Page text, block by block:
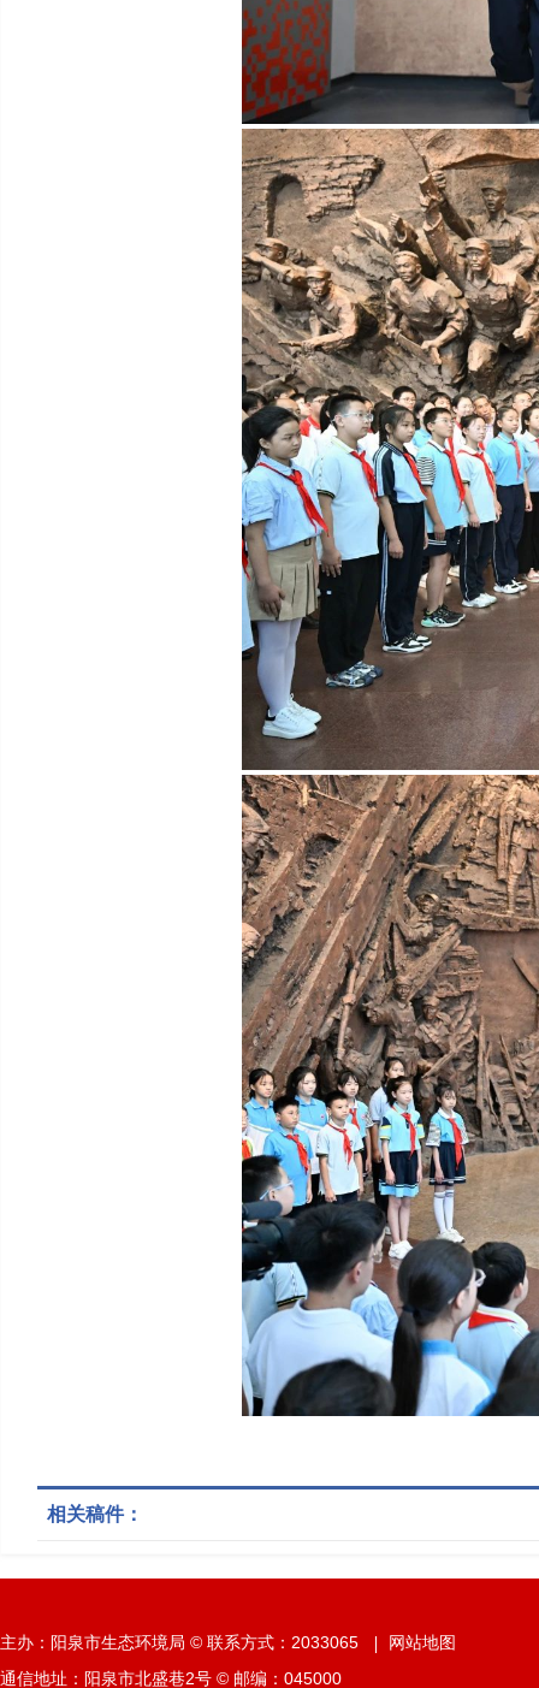
相关稿件：
主办：阳泉市生态环境局 © 联系方式：2033065
网站地图
通信地址：阳泉市北盛巷2号 © 邮编：045000